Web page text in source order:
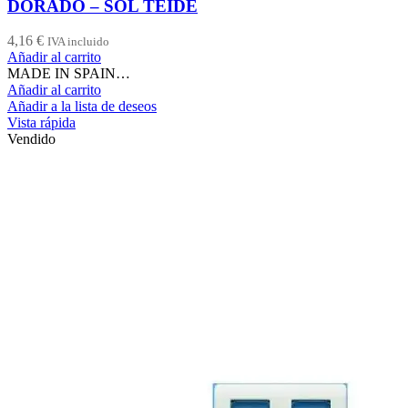
DORADO – SOL TEIDE
4,16 € IVA incluido
Añadir al carrito
MADE IN SPAIN…
Añadir al carrito
Añadir a la lista de deseos
Vista rápida
Vendido